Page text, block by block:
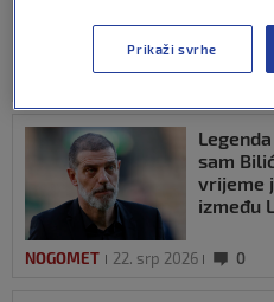
sam
vrijeme
između
NOGOMET 22. srp 2026 0
Prikaži svrhe